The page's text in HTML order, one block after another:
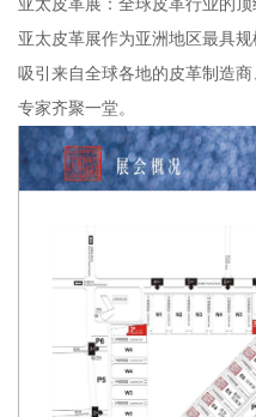
亚太皮革展：全球皮革行业的顶
亚太皮革展作为亚洲地区最具
吸引来自全球各地的皮革制造
专家齐聚一堂。